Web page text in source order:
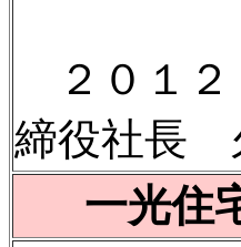
２０１２
締役社長
一光住